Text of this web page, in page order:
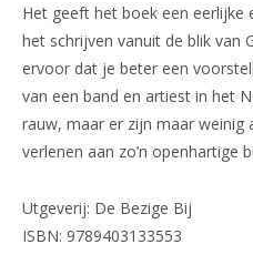
Het geeft het boek een eerlijke
het schrijven vanuit de blik van
ervoor dat je beter een
van een band en artiest in het
rauw, maar er zijn maar weinig
verlenen aan zo’n openhartige
Utgeverij: De Bezige Bij
ISBN: 9789403133553